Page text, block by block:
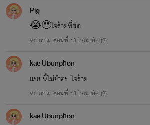
Pig
😭🥹ใจร้ายที่สุด
จากตอน: ตอนที่ 13 ไล่ตะเพิด (2)
kae Ubunphon
แบบนี้ไม่ขำอ่ะ ใจร้าย
จากตอน: ตอนที่ 13 ไล่ตะเพิด (2)
kae Ubunphon